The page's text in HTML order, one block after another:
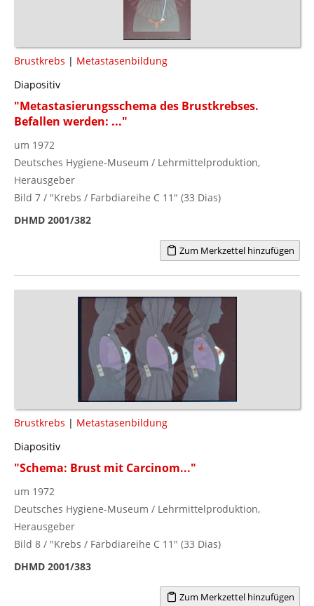
Brustkrebs | Metastasenbildung
Diapositiv
"Metastasierungsschema des Brustkrebses.
Befallen werden: ..."
um 1972
Deutsches Hygiene-Museum / Lehrmittelproduktion,
Herausgeber
Bild 7 / "Krebs / Farbdiareihe C 11" (33 Dias)
DHMD 2001/382
Zum Merkzettel hinzufügen
Brustkrebs | Metastasenbildung
Diapositiv
"Schema: Brust mit Carcinom..."
um 1972
Deutsches Hygiene-Museum / Lehrmittelproduktion,
Herausgeber
Bild 8 / "Krebs / Farbdiareihe C 11" (33 Dias)
DHMD 2001/383
Zum Merkzettel hinzufügen